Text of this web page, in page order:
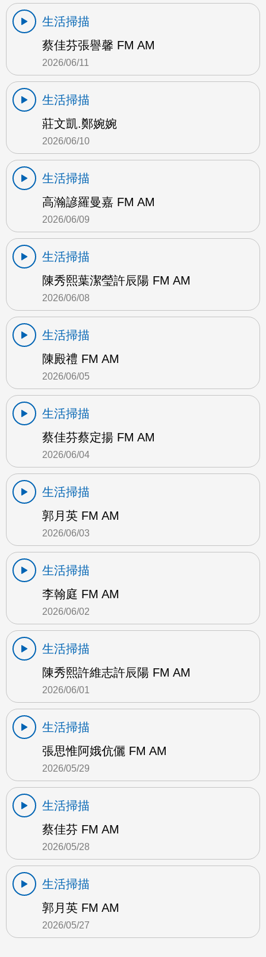
生活掃描
蔡佳芬張譽馨 FM AM
2026/06/11
生活掃描
莊文凱.鄭婉婉
2026/06/10
生活掃描
高瀚諺羅曼嘉 FM AM
2026/06/09
生活掃描
陳秀熙葉潔瑩許辰陽 FM AM
2026/06/08
生活掃描
陳殿禮 FM AM
2026/06/05
生活掃描
蔡佳芬蔡定揚 FM AM
2026/06/04
生活掃描
郭月英 FM AM
2026/06/03
生活掃描
李翰庭 FM AM
2026/06/02
生活掃描
陳秀熙許維志許辰陽 FM AM
2026/06/01
生活掃描
張思惟阿娥伉儷 FM AM
2026/05/29
生活掃描
蔡佳芬 FM AM
2026/05/28
生活掃描
郭月英 FM AM
2026/05/27